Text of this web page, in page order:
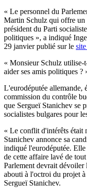
« Le personnel du
Martin Schulz qui offre un
président du Parti
politiques », a indiqué
29 janvier publié sur le
« Monsieur Schulz utilise-
aider ses amis politiques ?
L'eurodéputée allemande,
commission du contrôle
que Sergueï Stanichev se
socialistes bulgares pour
« Le conflit d'intérêts était
Stanichev annonce sa
indiqué l'eurodéputée.
de cette affaire lavé de
Parlement devrait dévoiler
abouti à l'octroi du projet
Sergueï Stanichev.